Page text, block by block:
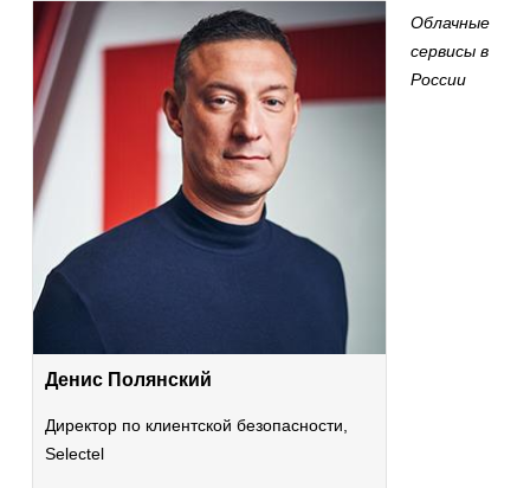
Денис Полянский
Директор по клиентской безопасности,
Selectel
Облачные
сервисы в
России